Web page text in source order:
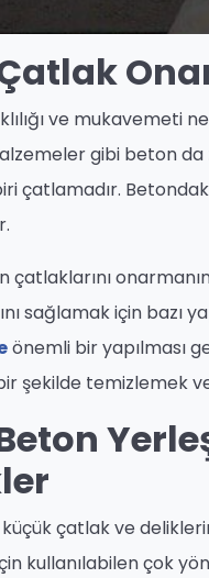
ve mukavemeti
gibi beton da
çatlamadır.
çatlaklarını
sağlamak için bazı
önemli bir yapılması
şekilde temizlemek
küçük çatlak ve
kullanılabilen çok